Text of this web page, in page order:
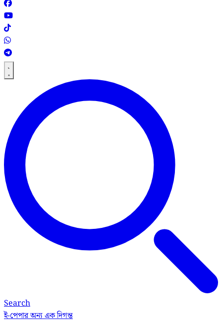
Search
ই-পেপারঅন্য এক দিগন্ত